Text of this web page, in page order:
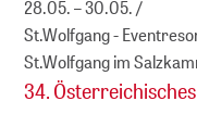
28.05. – 30.05.
St.Wolfgang -
St.Wolfgang im
34.